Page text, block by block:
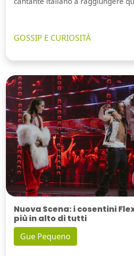
GOSSIP E CURIOSITÀ
Nuova Scena: i cosentini
più in alto di tutti
Gue Pequeno